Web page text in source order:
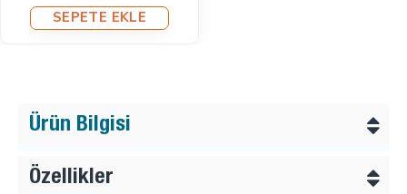
SEPETE EKLE
Ürün Bilgisi
Özellikler